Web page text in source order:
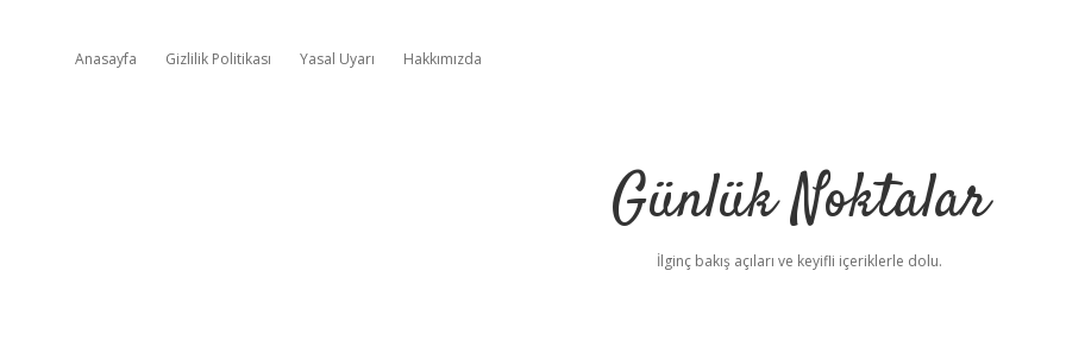
Anasayfa Gizlilik Politikası Yasal Uyarı Hakkımızda
Günlük Noktalar
İlginç bakış açıları ve keyifli içeriklerle dolu.